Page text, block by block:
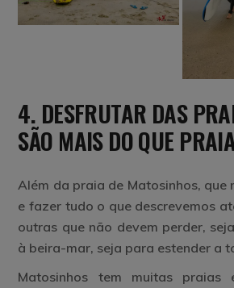
4. DESFRUTAR DAS
SÃO MAIS DO QUE
Além da praia de Matosinhos, que
e fazer tudo o que descrevemos
outras que não devem perder,
à beira-mar, seja para estender a
Matosinhos tem muitas praias